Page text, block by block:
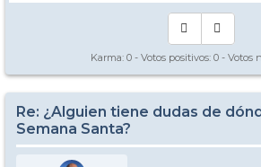
Karma: 0 - Votos positivos: 0 - Votos
Re: ¿Alguien tiene dudas de
Semana Santa?